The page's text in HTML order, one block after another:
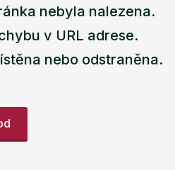
nebyla nalezena.
v URL adrese.
nebo odstraněna.